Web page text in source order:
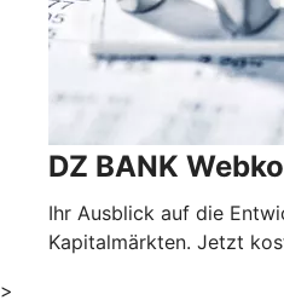
DZ BANK
Ihr Ausblick auf die
Kapitalmärkten. Jetzt
>